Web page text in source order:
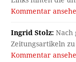
Kommentar
Ingrid Stolz: Nach
Zeitungsartikeln
Kommentar